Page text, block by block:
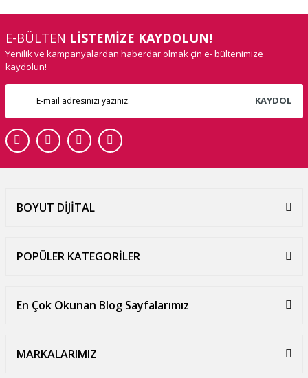
E-BÜLTEN LİSTEMİZE KAYDOLUN!
Yenilik ve kampanyalardan haberdar olmak çin e- bültenimize
kaydolun!
KAYDOL
BOYUT DİJİTAL
POPÜLER KATEGORİLER
En Çok Okunan Blog Sayfalarımız
MARKALARIMIZ